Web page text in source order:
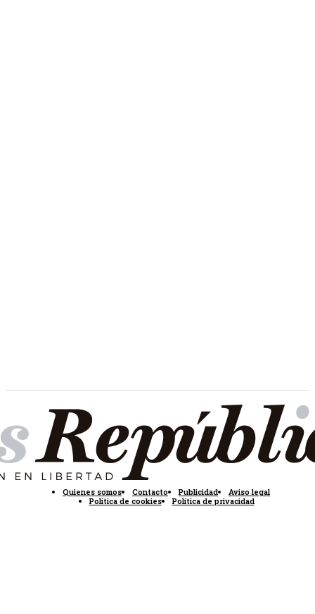
Quienes somos Contacto Publicidad
Aviso legal
Política de cookies
Política de privacidad